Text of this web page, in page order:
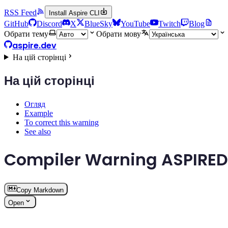
RSS Feed Install Aspire CLI
GitHub Discord X BlueSky YouTube Twitch
Blog
Обрати тему
Обрати мову
aspire.dev
На цій сторінці
На цій сторінці
Огляд
Example
To correct this warning
See also
Compiler Warning
Copy Markdown
Open